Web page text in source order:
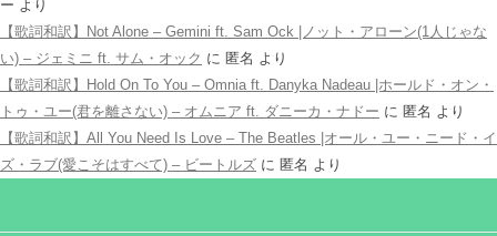
ー より
【歌詞和訳】Not Alone – Gemini ft. Sam Ock |ノット・アローン(1人じゃな
い) – ジェミニ ft. サム・オック に 匿名 より
【歌詞和訳】Hold On To You – Omnia ft. Danyka Nadeau |ホールド・オン・
トゥ・ユー(君を離さない) – オムニア ft. ダニーカ・ナドー に 匿名 より
【歌詞和訳】All You Need Is Love – The Beatles |オール・ユー・ニード・イ
ズ・ラブ(愛こそはすべて) – ビートルズ に 匿名 より